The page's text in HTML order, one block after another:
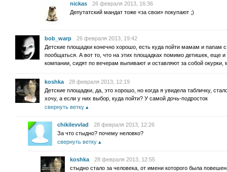
nickas
26 февраля 2013, 16:36
Депутатский мандат тоже «за свои» покупают ;)
bob_warp
26 февраля 2013, 19:42
Детские площадки конечно хорошо, есть куда пойти мамам и папам
пообщаться. А вот то, что на этих площадках помимо детишек, еще
компании, сидят по вечерам выпивают и оставляют за собой
koshka
28 февраля 2013, 12:19
Детские площадки, да, это хорошо, но когда я увидела табличку,
хочу, а если у них выбор, куда пойти? У самой дочь-подросток
свернуть ветку
chikilevvlad
28 февраля 2013, 12:26
За что стыдно? почему неловко?
свернуть ветку
koshka
28 февраля 2013, 12:55
стыдно стало за человека, от имени которого была